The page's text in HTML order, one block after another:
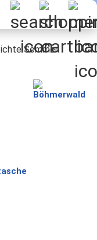
Sommer